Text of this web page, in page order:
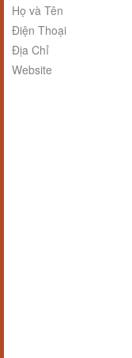
Họ và Tên
Điện Thoại
Địa Chỉ
Website